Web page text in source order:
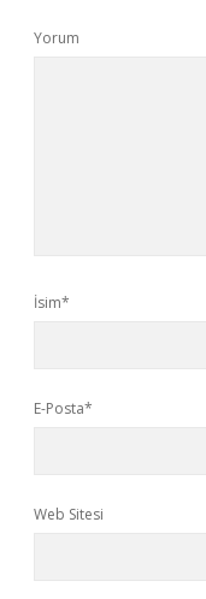
Yorum
İsim*
E-Posta*
Web Sitesi